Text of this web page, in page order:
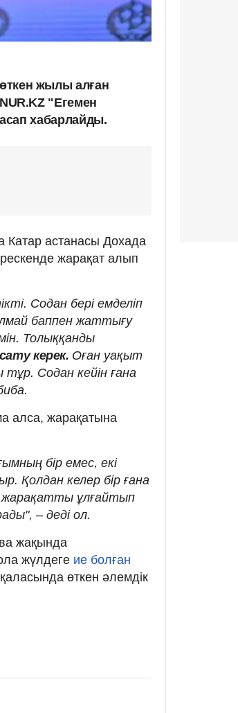
жылы алған
"Егемен
хабарлайды.
астанасы Дохада
жарақат алып
Содан бері емделіп
баппен жаттығу
Толыққанды
керек. Оған уақыт
Содан кейін ғана
алса, жарақатына
бір емес, екі
Қолдан келер бір ғана
ұлғайтып
– деді ол.
жақында
жүлдеге ие болған
өткен әлемдік